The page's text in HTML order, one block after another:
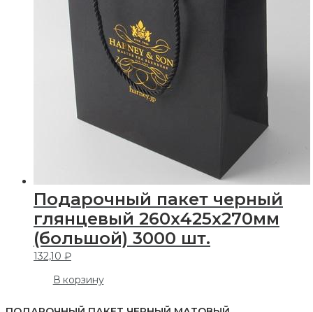
Подарочный пакет черный
глянцевый 260х425х270мм
(большой) 3000 шт.
132,10₽
В корзину